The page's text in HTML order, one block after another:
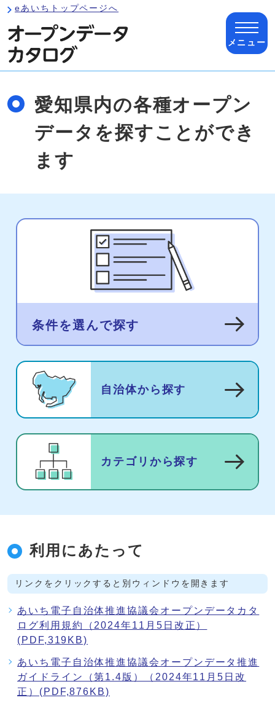
ページの先頭です
eあいちトップページへ
メニュー
愛知県内の各種オープン
データを探すことができ
ます
条件を選んで探す
自治体から探す
カテゴリから探す
利用にあたって
リンクをクリックすると別ウィンドウを開きます
あいち電子自治体推進協議会オープンデータカタ
ログ利用規約（2024年11月5日改正）
(PDF,319KB)
あいち電子自治体推進協議会オープンデータ推進
ガイドライン（第1.4版）（2024年11月5日改
正）(PDF,876KB)